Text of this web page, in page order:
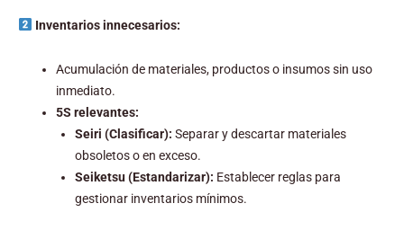
Inventarios innecesarios:
Acumulación de materiales, productos o insumos sin uso
inmediato.
5S relevantes:
Seiri (Clasificar): Separar y descartar materiales
obsoletos o en exceso.
Seiketsu (Estandarizar): Establecer reglas para
gestionar inventarios mínimos.